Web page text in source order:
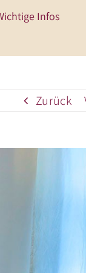
Infos
Zurück